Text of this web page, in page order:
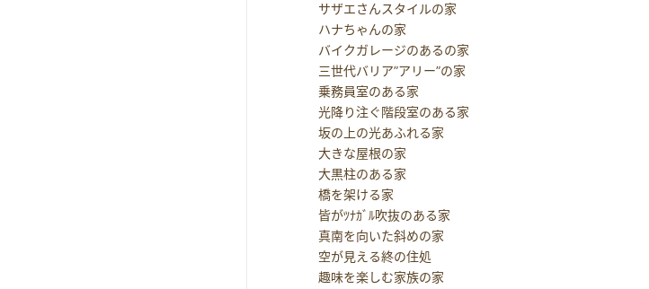
サザエさんスタイルの家
ハナちゃんの家
バイクガレージのあるの家
三世代バリア”アリー”の家
乗務員室のある家
光降り注ぐ階段室のある家
坂の上の光あふれる家
大きな屋根の家
大黒柱のある家
橋を架ける家
皆がﾂﾅｶﾞﾙ吹抜のある家
真南を向いた斜めの家
空が見える終の住処
趣味を楽しむ家族の家